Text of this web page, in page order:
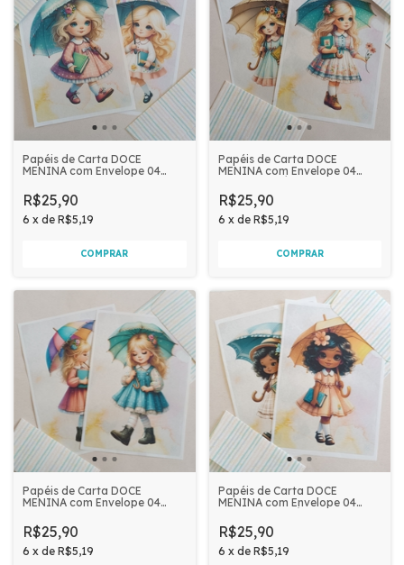
Papéis de Carta DOCE
MENINA com Envelope 04
R$25,90
6 x de R$5,19
Papéis de Carta DOCE
MENINA com Envelope 04
R$25,90
6 x de R$5,19
Papéis de Carta DOCE
MENINA com Envelope 04
R$25,90
6 x de R$5,19
Papéis de Carta DOCE
MENINA com Envelope 04
R$25,90
6 x de R$5,19